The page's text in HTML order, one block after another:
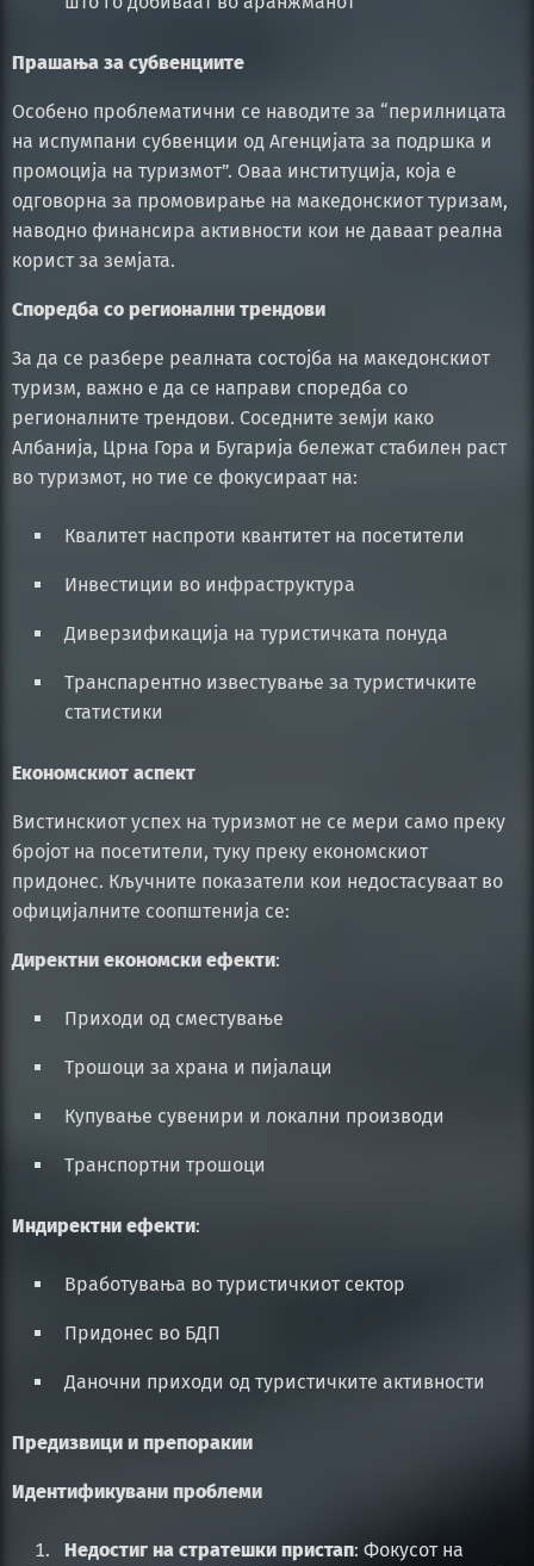
Прашања за субвенциите
Особено проблематични се наводите за “перилницата
на испумпани субвенции од Агенцијата за подршка и
промоција на туризмот”. Оваа институција, која е
одговорна за промовирање на македонскиот туризам,
наводно финансира активности кои не даваат реална
корист за земјата.
Споредба со регионални трендови
За да се разбере реалната состојба на македонскиот
туризм, важно е да се направи споредба со
регионалните трендови. Соседните земји како
Албанија, Црна Гора и Бугарија бележат стабилен раст
во туризмот, но тие се фокусираат на:
Квалитет наспроти квантитет на посетители
Инвестиции во инфраструктура
Диверзификација на туристичката понуда
Транспарентно известување за туристичките
статистики
Економскиот аспект
Вистинскиот успех на туризмот не се мери само преку
бројот на посетители, туку преку економскиот
придонес. Кључните показатели кои недостасуваат во
официјалните соопштенија се:
Директни економски ефекти:
Приходи од сместување
Трошоци за храна и пијалаци
Купување сувенири и локални производи
Транспортни трошоци
Индиректни ефекти:
Вработувања во туристичкиот сектор
Придонес во БДП
Даночни приходи од туристичките активности
Предизвици и препоракии
Идентификувани проблеми
Недостиг на стратешки пристап: Фокусот на